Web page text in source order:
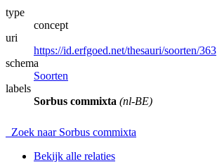
type
concept
uri
https://id.erfgoed.net/thesauri/soorten/363
schema
Soorten
labels
Sorbus commixta (nl-BE)
Zoek naar Sorbus commixta
Bekijk alle relaties